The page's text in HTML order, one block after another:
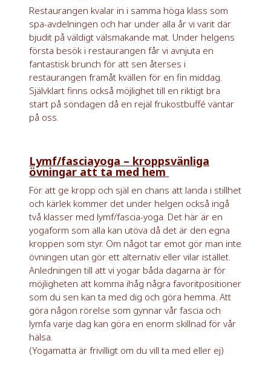
Restaurangen kvalar in i samma höga klass som
spa-avdelningen och har under alla år vi varit där
bjudit på väldigt välsmakande mat. Under helgens
första besök i restaurangen får vi avnjuta en
fantastisk brunch för att sen återses i
restaurangen framåt kvällen för en fin middag.
Självklart finns också möjlighet till en riktigt bra
start på söndagen då en rejäl frukostbuffé väntar
på oss.
Lymf/fasciayoga – kroppsvänliga
övningar att ta med hem
För att ge kropp och själ en chans att landa i stillhet
och kärlek kommer det under helgen också ingå
två klasser med lymf/fascia-yoga. Det här är en
yogaform som alla kan utöva då det är den egna
kroppen som styr. Om något tar emot gör man inte
övningen utan gör ett alternativ eller vilar istället.
Anledningen till att vi yogar båda dagarna är för
möjligheten att komma ihåg några favoritpositioner
som du sen kan ta med dig och göra hemma. Att
göra någon rörelse som gynnar vår fascia och
lymfa varje dag kan göra en enorm skillnad för vår
hälsa.
(Yogamatta är frivilligt om du vill ta med eller ej)